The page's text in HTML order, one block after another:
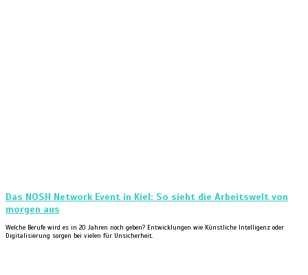
Das NOSH Network Event in Kiel: So sieht die Arbeitswelt von
morgen aus
Welche Berufe wird es in 20 Jahren noch geben? Entwicklungen wie Künstliche Intelligenz oder
Digitalisierung sorgen bei vielen für Unsicherheit.